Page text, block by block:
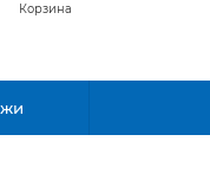
Корзина